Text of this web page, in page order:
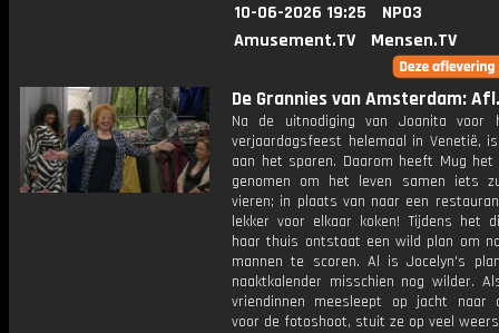
10-06-2026 19:25
NPO3
Amusement.TV
Mensen.TV
De Grannies van Amsterdam:
Na de uitnodiging van Joanita voor
verjaardagsfeest helemaal in Venetië,
aan het sparen. Daarom heeft Mug het
genomen om het leven samen iets
vieren; in plaats van naar een
lekker voor elkaar koken! Tijdens het
haar thuis ontstaat een wild plan om
mannen te scoren. Al is Jocelyn's
naaktkalender misschien nog wilder.
vriendinnen meesleept op jacht naar
voor de fotoshoot, stuit ze op veel